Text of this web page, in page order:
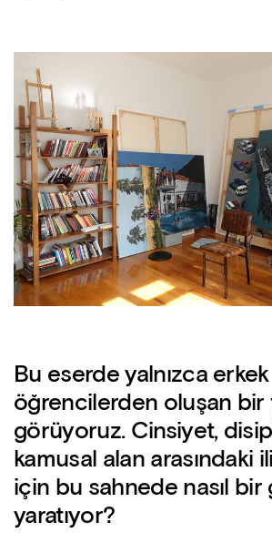
Bu eserde yalnızca erkek
öğrencilerden oluşan
görüyoruz. Cinsiyet,
kamusal alan arasındaki
için bu sahnede nasıl bir
yaratıyor?